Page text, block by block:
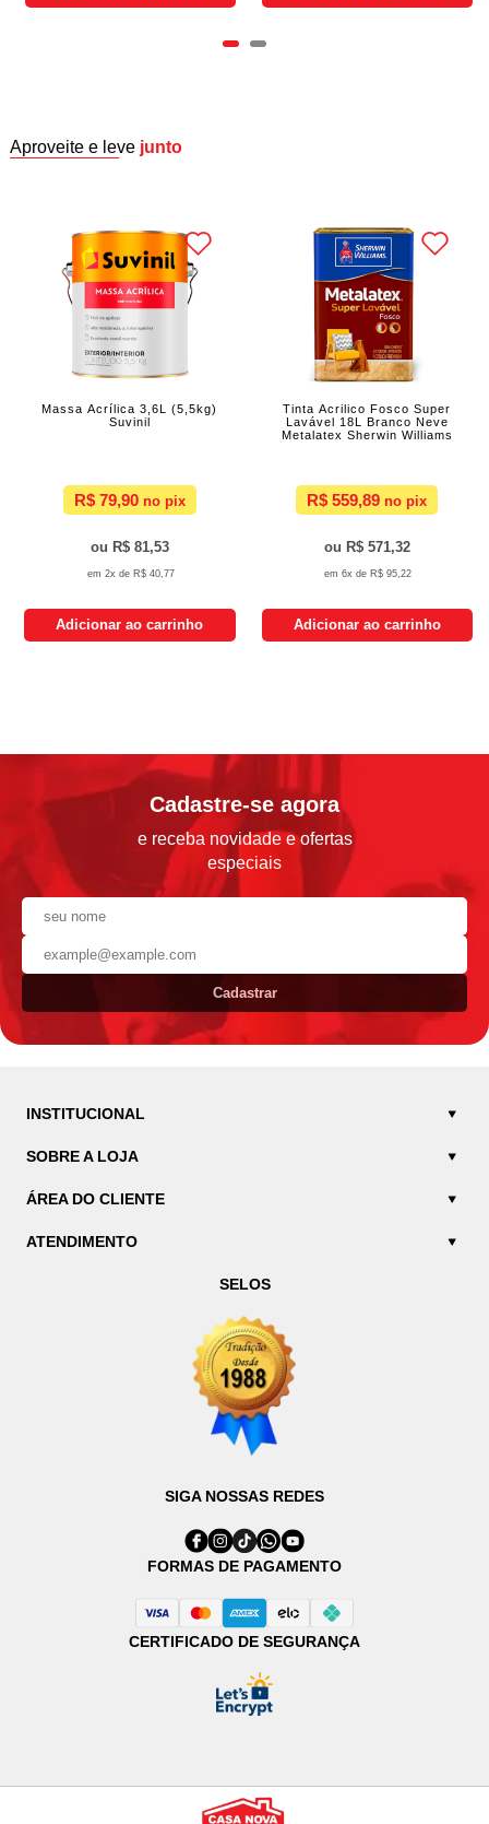
Aproveite e leve junto
Massa Acrílica 3,6L (5,5kg)
Suvinil
R$ 79,90
R$ 81,53
2x de R$ 40,77
Adicionar ao carrinho
Tinta Acrilico Fosco Super
Lavável 18L Branco Neve
Metalatex Sherwin Williams
R$ 559,89
R$ 571,32
6x de R$ 95,22
Adicionar ao carrinho
Cadastre-se agora
e receba novidade e ofertas
especiais
Cadastrar
INSTITUCIONAL
SOBRE A LOJA
ÁREA DO CLIENTE
ATENDIMENTO
SELOS
SIGA NOSSAS REDES
FORMAS DE PAGAMENTO
CERTIFICADO DE SEGURANÇA